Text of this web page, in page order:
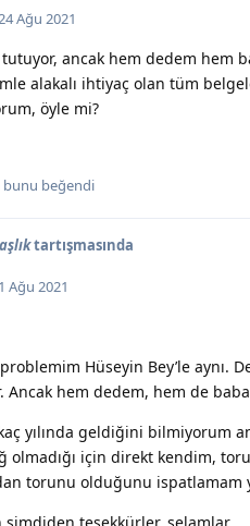
Ağu 2021
tutuyor, ancak hem dedem
alakalı ihtiyaç olan tüm
öyle mi?
bunu beğendi
tartışmasında
1 Ağu 2021
Hüseyin Bey’le aynı.
Ancak hem dedem, hem de
yılında geldiğini bilmiyorum
olmadığı için direkt kendim,
torunu olduğunu